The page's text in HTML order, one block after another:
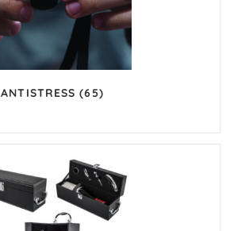
ANTISTRESS(65)